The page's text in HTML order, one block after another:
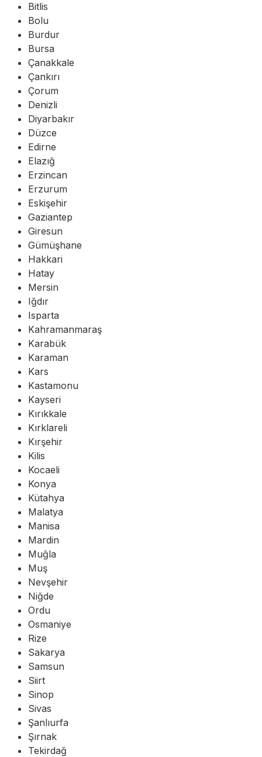
Bitlis
Bolu
Burdur
Bursa
Çanakkale
Çankırı
Çorum
Denizli
Diyarbakır
Düzce
Edirne
Elazığ
Erzincan
Erzurum
Eskişehir
Gaziantep
Giresun
Gümüşhane
Hakkari
Hatay
Mersin
Iğdır
Isparta
Kahramanmaraş
Karabük
Karaman
Kars
Kastamonu
Kayseri
Kırıkkale
Kırklareli
Kırşehir
Kilis
Kocaeli
Konya
Kütahya
Malatya
Manisa
Mardin
Muğla
Muş
Nevşehir
Niğde
Ordu
Osmaniye
Rize
Sakarya
Samsun
Siirt
Sinop
Sivas
Şanlıurfa
Şırnak
Tekirdağ